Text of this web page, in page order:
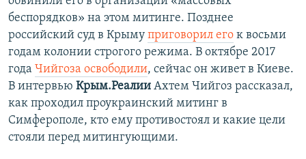
беспорядков» на этом митинге. Позднее
российский суд в Крыму ​ приговорил его к восьми
годам колонии строгого режима. В октябре 2017
года​ Чийгоза освободили, сейчас он живет в Киеве​.
В интервью Крым.Реалии Ахтем Чийгоз рассказал,
как проходил проукраинский митинг в
Симферополе, кто ему противостоял и какие цели
стояли перед митингующими.